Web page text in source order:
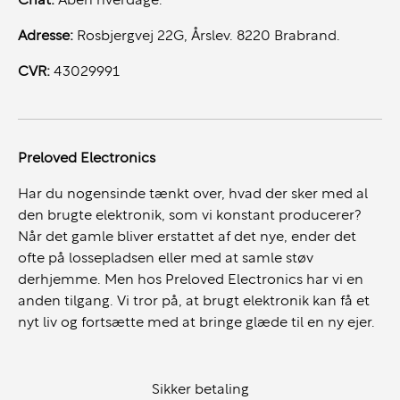
Stor Skærm: 15,6" skærmen giver masser af plads til
multitasking og arbejder komfortabelt med flere
Holdbarhed i Topklasse:
Komfortabel Tastatur:
komfort selv ved lange arbejdsdage.
Forbindelsesmuligheder:
USB-C og Thunderbolt 4 til hurtig dataoverførsel og
tilslutning af eksterne enheder.
HDMI-port til eksterne skærme og præsentationer.
Wi-Fi 6 for hurtige og stabile trådløse forbindelser.
Adresse: Rosbjergvej 22G, Årslev. 8220 Brabrand.
CVR: 43029991
Preloved Electronics
Har du nogensinde tænkt over, hvad der sker med al
den brugte elektronik, som vi konstant producerer?
Når det gamle bliver erstattet af det nye, ender det
ofte på lossepladsen eller med at samle støv
derhjemme. Men hos Preloved Electronics har vi en
anden tilgang. Vi tror på, at brugt elektronik kan få et
nyt liv og fortsætte med at bringe glæde til en ny ejer.
Sikker betaling